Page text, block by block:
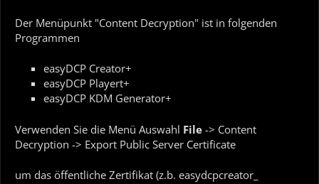
Der Menüpunkt "Content Decryption" ist in folgenden
Programmen
easyDCP Creator+
easyDCP Playert+
easyDCP KDM Generator+
Verwenden Sie die Menü Auswahl File -> Content
Decryption -> Export Public Server Certificate
um das öffentliche Zertifikat (z.b. easydcpcreator_